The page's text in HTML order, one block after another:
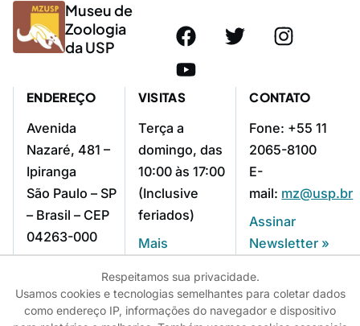
Museu de
Zoologia
da USP
ENDEREÇO
Avenida
Nazaré, 481 –
Ipiranga
São Paulo – SP
– Brasil – CEP
04263-000
VISITAS
Terça a
domingo, das
10:00 às 17:00
(Inclusive
feriados)
Mais
CONTATO
Fone: +55 11
2065-8100
E-
mail: mz@usp.br
Assinar
Newsletter »
Respeitamos sua privacidade.
Usamos cookies e tecnologias semelhantes para coletar dados
como endereço IP, informações do navegador e dispositivo